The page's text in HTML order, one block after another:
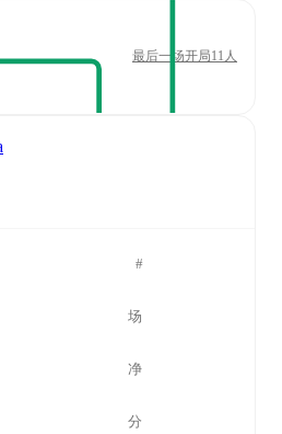
最后一场开局11人
#
场
净
分